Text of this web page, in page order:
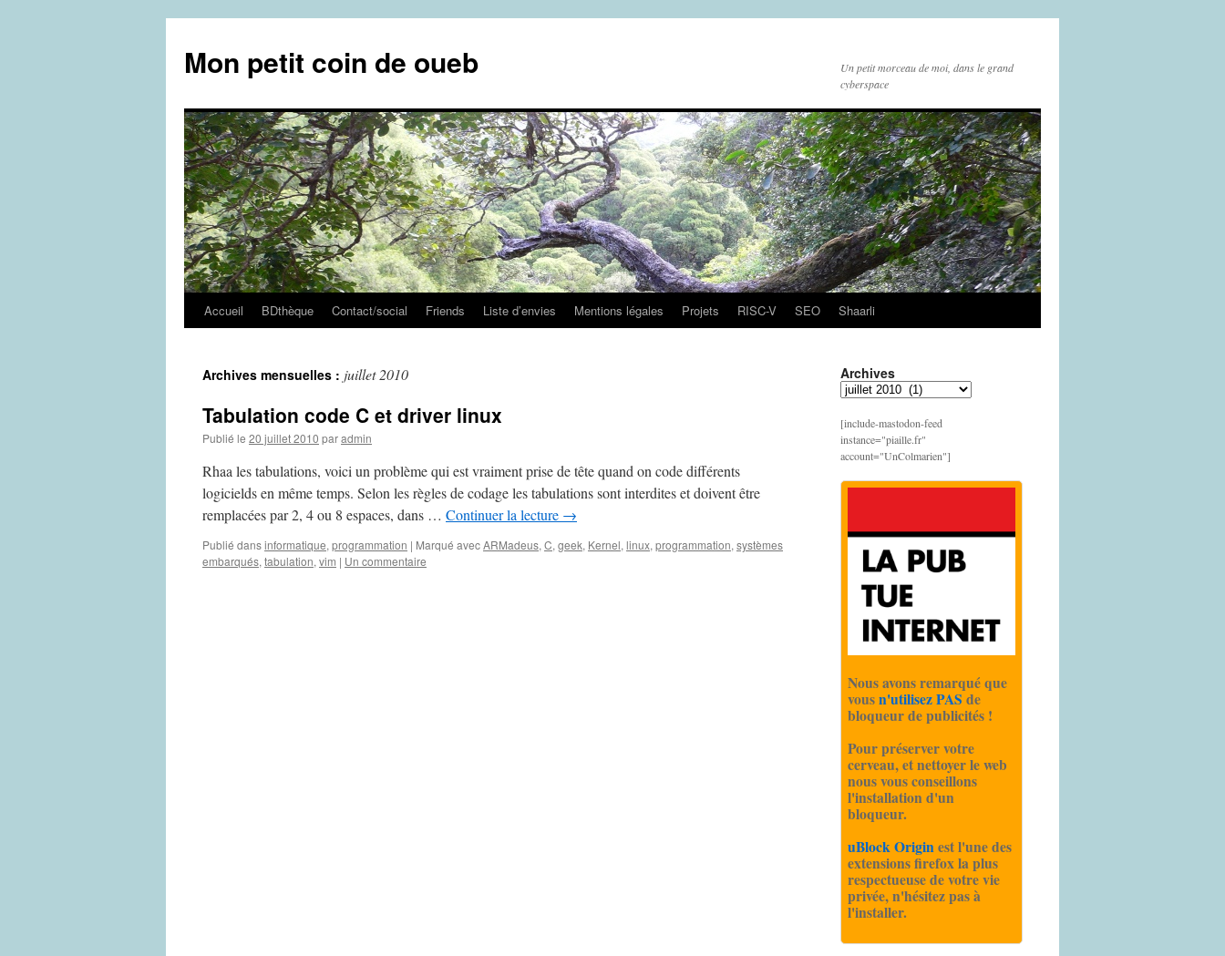
contenu
Mon petit coin de oueb
Un petit morceau de moi, dans le grand
cyberspace
Accueil BDthèque Contact/social Friends Liste d’envies Mentions légales Projets RISC-V SEO Shaarli
Archives mensuelles : juillet 2010
Tabulation code C et driver linux
Publié le 20 juillet 2010 paradmin
Rhaa les tabulations, voici un problème qui est vraiment prise de tête quand on code différents
logicields en même temps. Selon les règles de codage les tabulations sont interdites et doivent être
remplacées par 2, 4 ou 8 espaces, dans … Continuer la lecture →
Publié dansinformatique, programmation | Marqué avecARMadeus, C, geek, Kernel, linux, programmation, systèmes
embarqués, tabulation, vim | Un commentaire
Archives
Archives
[include-mastodon-feed
instance="piaille.fr"
account="UnColmarien"]
Nous avons remarqué que
vousn'utilisez PAS de
bloqueur de publicités !
Pour préserver votre
cerveau, et nettoyer le web
nous vous conseillons
l'installation d'un
bloqueur.
uBlock Originest l'une des
extensions firefox la plus
respectueuse de votre vie
privée, n'hésitez pas à
l'installer.